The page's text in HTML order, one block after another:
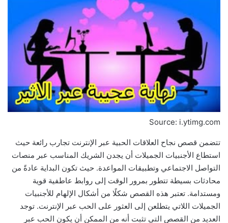
Source: i.ytimg.com
تتضمن قصص نجاح العلاقات الحبية عبر الإنترنت تجارب رائعة حيث
استطاع الأجنبيات الجميلات أن يجدن الشريك المناسب عبر منصات
التواصل الاجتماعي وتطبيقات المواعدة. حيث تكون البداية عادةً من
محادثات بسيطة تتطور بمرور الوقت إلى روابط عاطفية قوية
ومستدامة. تعتبر هذه القصص شكلًا من أشكال الإلهام للأجنبيات
الجميلات اللاتي يتطلعن إلى العثور على الحب عبر الإنترنت. توجد
العديد من القصص التي تثبت أنه من الممكن أن يكون الحب عبر